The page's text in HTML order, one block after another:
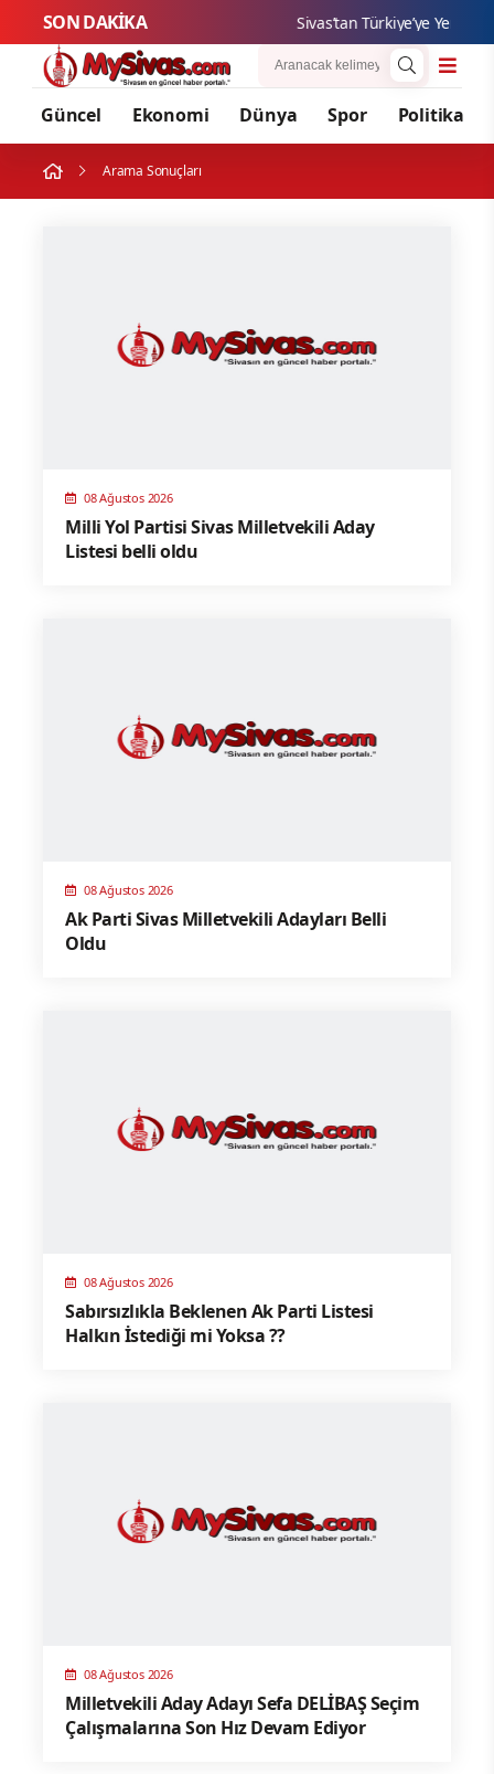
SON DAKİKA Sivas’tan Türkiye’ye Yeni
Güncel Ekonomi Dünya Spor Politika
Arama Sonuçları
08 Ağustos 2026
Milli Yol Partisi Sivas Milletvekili Aday
Listesi belli oldu
08 Ağustos 2026
Ak Parti Sivas Milletvekili Adayları Belli
Oldu
08 Ağustos 2026
Sabırsızlıkla Beklenen Ak Parti Listesi
Halkın İstediği mi Yoksa ??
08 Ağustos 2026
Milletvekili Aday Adayı Sefa DELİBAŞ Seçim
Çalışmalarına Son Hız Devam Ediyor